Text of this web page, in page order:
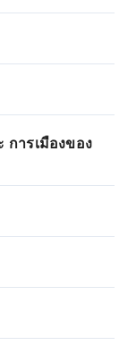
การเมืองของ